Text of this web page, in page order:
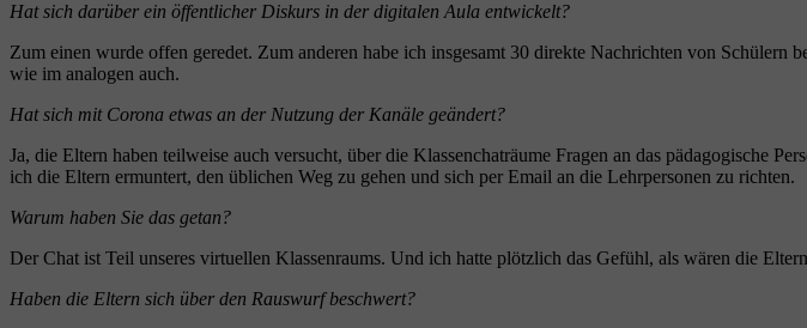
Hat sich darüber ein öffentlicher Diskurs in der digitalen Aula entwickelt?
Zum einen wurde offen geredet. Zum anderen habe ich insgesamt 30 direkte Nachrichten von
wie im analogen auch.
Hat sich mit Corona etwas an der Nutzung der Kanäle geändert?
Ja, die Eltern haben teilweise auch versucht, über die Klassenchaträume Fragen an das pädagogische
ich die Eltern ermuntert, den üblichen Weg zu gehen und sich per Email an die Lehrpersonen zu richten.
Warum haben Sie das getan?
Der Chat ist Teil unseres virtuellen Klassenraums. Und ich hatte plötzlich das Gefühl, als wären die
Haben die Eltern sich über den Rauswurf beschwert?